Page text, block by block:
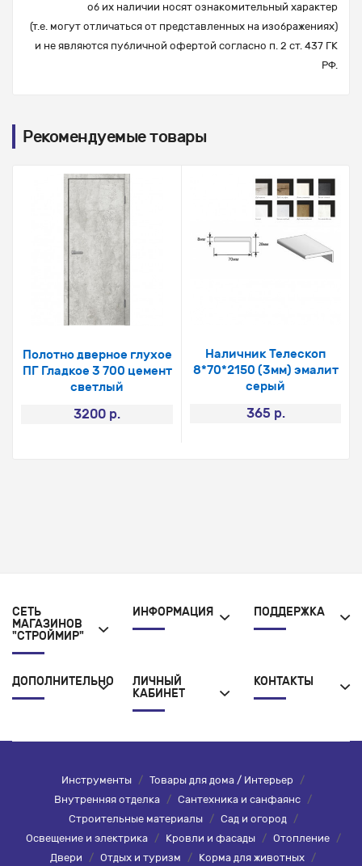
об их наличии носят ознакомительный характер
(т.е. могут отличаться от представленных на изображениях)
и не являются публичной офертой согласно п. 2 ст. 437 ГК
РФ.
Рекомендуемые товары
Полотно дверное глухое
ПГ Гладкое 3 700 цемент
светлый
3200 р.
Наличник Телескоп
8*70*2150 (3мм) эмалит
серый
365 р.
СЕТЬ
МАГАЗИНОВ
"СТРОЙМИР"
ИНФОРМАЦИЯ ПОДДЕРЖКА
ДОПОЛНИТЕЛЬНО
ЛИЧНЫЙ
КАБИНЕТ
КОНТАКТЫ
Инструменты / Товары для дома / Интерьер /
Внутренняя отделка / Сантехника и санфаянс /
Строительные материалы
/ Сад и огород
/
Освещение и электрика
/ Кровли и фасады / Отопление
/
Двери
/ Отдых и туризм / Корма для животных /